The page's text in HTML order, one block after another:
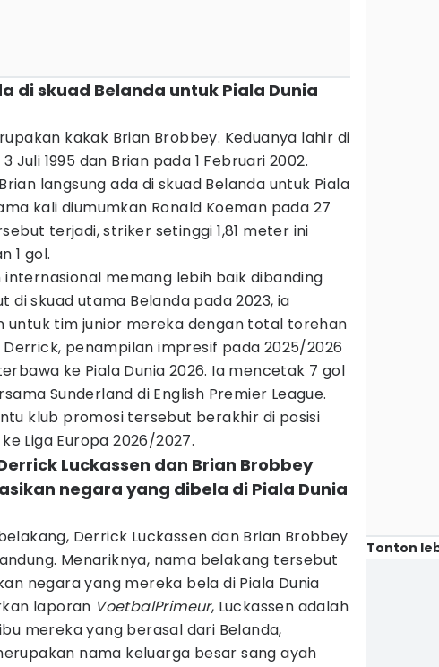
di skuad Belanda untuk Piala Dunia
kakak Brian Brobbey. Keduanya lahir di
Juli 1995 dan Brian pada 1 Februari 2002.
langsung ada di skuad Belanda untuk Piala
kali diumumkan Ronald Koeman pada 27
terjadi, striker setinggi 1,81 meter ini
1 gol.
internasional memang lebih baik dibanding
di skuad utama Belanda pada 2023, ia
untuk tim junior mereka dengan total torehan
Derrick, penampilan impresif pada 2025/2026
ke Piala Dunia 2026. Ia mencetak 7 gol
Sunderland di English Premier League.
klub promosi tersebut berakhir di posisi
Liga Europa 2026/2027.
Luckassen dan Brian Brobbey
negara yang dibela di Piala Dunia
Derrick Luckassen dan Brian Brobbey
Menariknya, nama belakang tersebut
negara yang mereka bela di Piala Dunia
laporan VoetbalPrimeur, Luckassen adalah
mereka yang berasal dari Belanda,
nama keluarga besar sang ayah
Tonton